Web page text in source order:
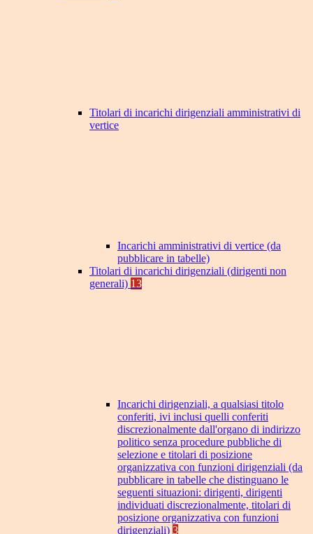
Titolari di incarichi dirigenziali amministrativi di
vertice
Incarichi amministrativi di vertice (da
pubblicare in tabelle)
Titolari di incarichi dirigenziali (dirigenti non
generali) 13
Incarichi dirigenziali, a qualsiasi titolo
conferiti, ivi inclusi quelli conferiti
discrezionalmente dall'organo di indirizzo
politico senza procedure pubbliche di
selezione e titolari di posizione
organizzativa con funzioni dirigenziali (da
pubblicare in tabelle che distinguano le
seguenti situazioni: dirigenti, dirigenti
individuati discrezionalmente, titolari di
posizione organizzativa con funzioni
dirigenziali) 3